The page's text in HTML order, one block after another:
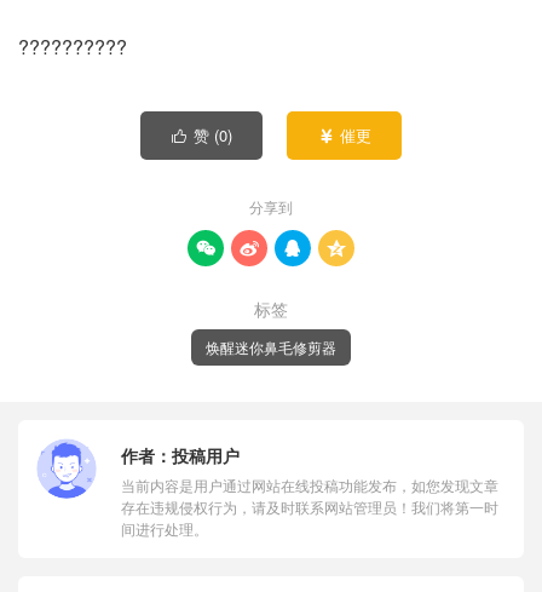
??????????
 赞 (0)  催更
分享到
   
标签
焕醒迷你鼻毛修剪器
作者： 投稿用户
当前内容是用户通过网站在线投稿功能发布，如您发现文章
存在违规侵权行为，请及时联系网站管理员！我们将第一时
间进行处理。